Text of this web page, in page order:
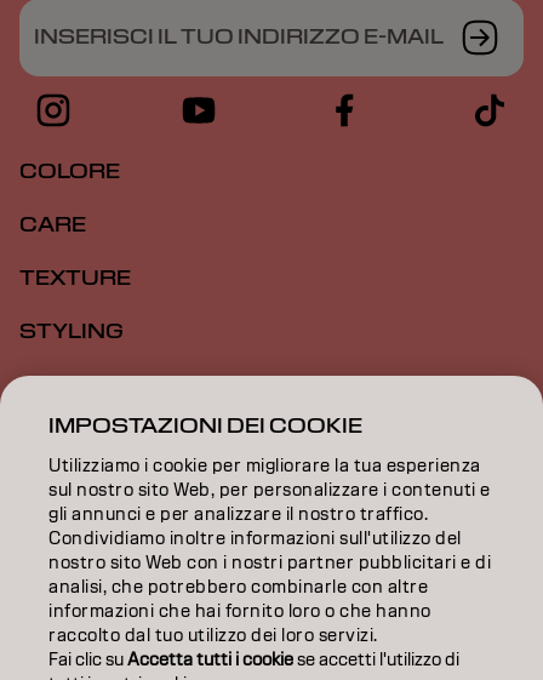
INSERISCI IL TUO INDIRIZZO E-MAIL
COLORE
CARE
TEXTURE
STYLING
ISPIRAZIONE
FORMAZIONE
INFORMAZIONI
SALON FINDER
DIVENTA PARTNER
CONTATTACI
IMPOSTAZIONI DEI COOKIE
Utilizziamo i cookie per migliorare la tua esperienza
sul nostro sito Web, per personalizzare i contenuti e
gli annunci e per analizzare il nostro traffico.
Condividiamo inoltre informazioni sull'utilizzo del
nostro sito Web con i nostri partner pubblicitari e di
analisi, che potrebbero combinarle con altre
informazioni che hai fornito loro o che hanno
raccolto dal tuo utilizzo dei loro servizi.
Fai clic suAccetta tutti i cookiese accetti l'utilizzo di